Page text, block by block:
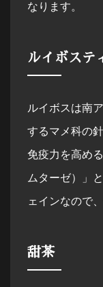
なります。
ルイボステ
ルイボスは南
するマメ科の
免疫力を高め
ムターゼ）」
ェインなので
甜茶